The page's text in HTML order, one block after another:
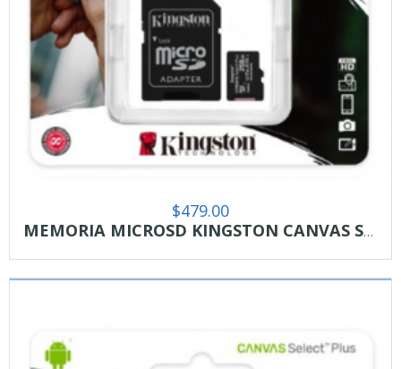
$479.00
MEMORIA MICROSD KINGSTON CANVAS SELCT PLUS 256GB R.100MB/S W.85MB/S CL10 UHS-I U3 V30 A1